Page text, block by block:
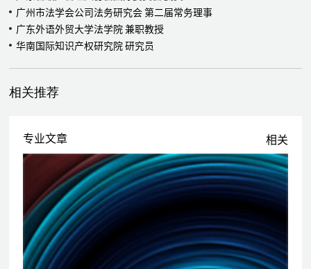
纷案件
代理深圳前海某基金公司处理其与某新三板挂牌公司股份回购纠
纷
代理广东某国资企业处理追缴股东出资纠纷
针对佛山市某燃气公司股东损害公司利益一事，代理守法股东提
起公司股东代表诉讼
代理某知名服装企业处理股东间借贷纠纷及公司纠纷案件
代理重大违约类争议解决案件
代理数起纺织行业某机械制造龙头企业所有权保留买卖合同纠纷
案，成功同时获法院确认债权、机械设备所有权、优先受偿权，
保障客户货款在取得胜诉判决后可实际获清偿
广州市法学会公司法务研究会 第二届常务理事
广东外语外贸大学法学院 兼职教授
华南国际知识产权研究院 研究员
相关推荐
专业文章 相关